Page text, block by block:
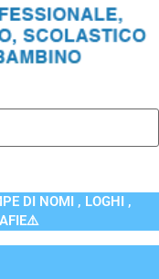
DI NOMI , LOGHI ,